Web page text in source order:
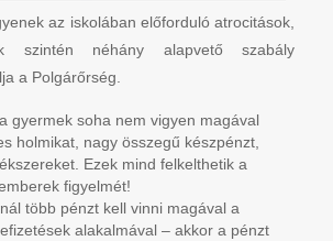
az iskolában előforduló atrocitások,
szintén néhány alapvető szabály
a Polgárőrség.
gyermek soha nem vigyen magával
holmikat, nagy összegű készpénzt,
Ezek mind felkelthetik a
figyelmét!
több pénzt kell vinni magával a
alakalmával – akkor a pénzt